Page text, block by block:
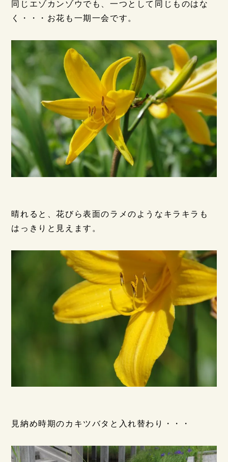
同じエゾカンゾウでも、一つとして同じものはな
く・・・お花も一期一会です。
晴れると、花びら表面のラメのようなキラキラも
はっきりと見えます。
見納め時期のカキツバタと入れ替わり・・・